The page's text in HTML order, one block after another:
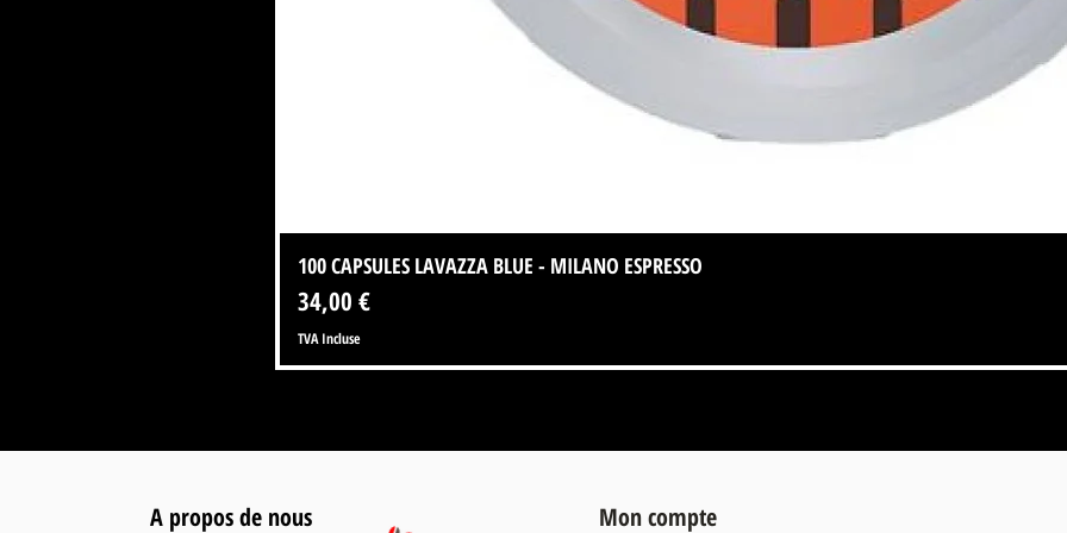
100 CAPSULES LAVAZZA BLUE - MILANO ESPRESSO
Prix
34,00 €
TVA Incluse
A propos de nous Mon compte